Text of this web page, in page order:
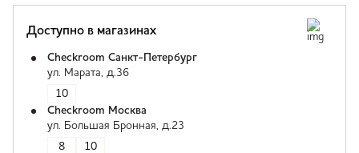
Доступно в магазинах
Checkroom Санкт-Петербург
ул. Марата, д.36
10
Checkroom Москва
ул. Большая Бронная, д.23
8
10